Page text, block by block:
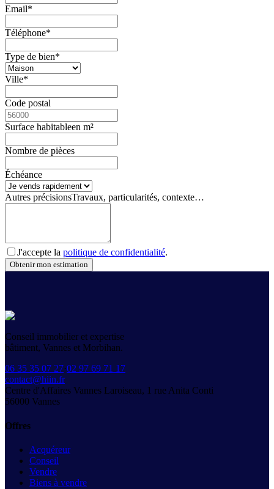
Email*
Téléphone*
Type de bien*
Ville*
Code postal
Surface habitableen m²
Nombre de pièces
Échéance
Autres précisionsTravaux, particularités, contexte…
J'accepte la politique de confidentialité.
Obtenir mon estimation
Conseil immobilier et expertise
bâtiment, Vannes et Morbihan.
06 35 35 07 27·02 97 69 71 17
contact@hiin.fr
Centre d'Affaires Vannes Laroiseau, 1 rue Anita Conti
56000 Vannes
Offres
Acquéreur
Conseil
Vendre
Biens à vendre